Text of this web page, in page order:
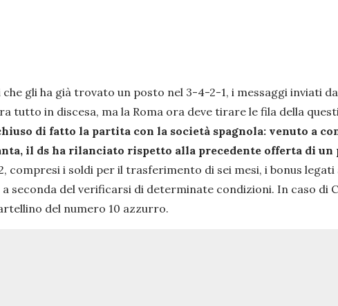
gli ha già trovato un posto nel 3-4-2-1, i messaggi inviati
tutto in discesa, ma la Roma ora deve tirare le fila della
di fatto la partita con la società spagnola: venuto a
il ds ha rilanciato rispetto alla precedente offerta di
compresi i soldi per il trasferimento di sei mesi, i bonus
seconda del verificarsi di determinate condizioni. In caso di
del numero 10 azzurro.